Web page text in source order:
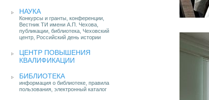
НАУКА
Конкурсы и гранты, конференции,
Вестник ТИ имени А.П. Чехова,
публикации, библиотека, Чеховский
центр, Российский день истории
ЦЕНТР ПОВЫШЕНИЯ
КВАЛИФИКАЦИИ
БИБЛИОТЕКА
информация о библиотеке, правила
пользования, электронный каталог